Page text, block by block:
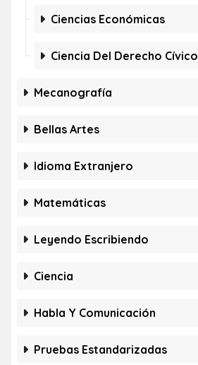
Ciencias Económicas
Ciencia Del Derecho Cívico
Mecanografía
Bellas Artes
Idioma Extranjero
Matemáticas
Leyendo Escribiendo
Ciencia
Habla Y Comunicación
Pruebas Estandarizadas